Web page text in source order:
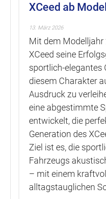
XCeed ab
13. März 2026
Mit dem Modelljahr
XCeed seine
sportlich-elegantes
diesem Charakter
Ausdruck zu
eine abgestimmte
entwickelt, die
Generation des
Ziel ist es, die
Fahrzeugs
– mit einem
alltagstauglichen